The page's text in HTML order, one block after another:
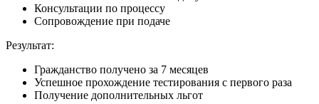
Консультации по процессу
Сопровождение при подаче
Результат:
Гражданство получено за 7 месяцев
Успешное прохождение тестирования с первого раза
Получение дополнительных льгот